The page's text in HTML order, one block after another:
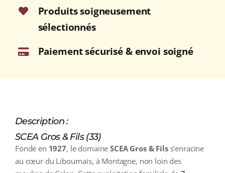
Bouteille
Produits soigneusement
sélectionnés
Paiement sécurisé & envoi soigné
Description :
SCEA Gros & Fils (33)
Fondé en 1927, le domaineSCEA Gros & Filss’enracine
au cœur du Libournais, à Montagne, non loin des